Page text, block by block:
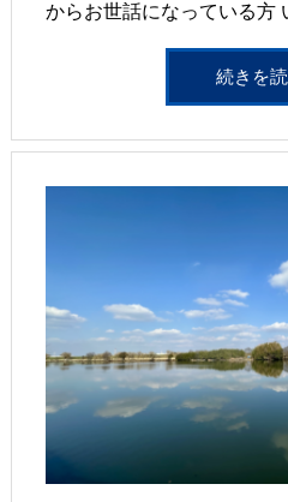
からお世話になっている方
続きを